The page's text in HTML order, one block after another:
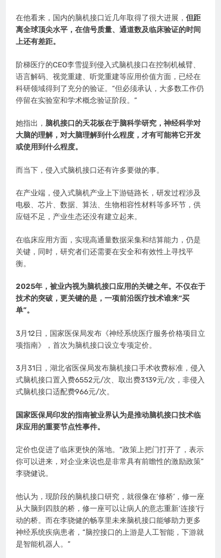
在他看来，国内的脑机接口近几年取得了很大进展， 但距
离全球顶尖水平，在信号质量、通道数及临床验证的时间
上还有差距。
阶梯医疗的CEO李雪提到侵入式脑机接口在控制机械臂、
语言解码、视觉重建、听觉重建等应用价值方面，已经在
科研领域得到了充分的验证。“但必须承认，大多数工作仍
停留在实验室和学术概念验证阶段。”
她指出， 脑机接口的天花板在于脑科学研究，神经科学对
大脑的理解，对大脑理解到什么程度，才有可能将它开发
或使用到什么程度。
而当下，侵入式脑机接口还有许多要做的事。
在产业端，侵入式脑机产业上下游链路长，研发过程涉及
电极、芯片、数据、算法、生物相容性材料等多环节，供
应链不足，产业生态还没有建立起来。
在临床应用方面，实现高通量数据采集和结算能力，仍是
关键，同时，研究者们还需要在安全和有效性上寻找平
衡。
2025年，被业内视为脑机接口应用的关键之年。不仅在于
技术的突破，更关键的是，一项前沿医疗技术谁来“买
单”。
3月12日，国家医保局发布《神经系统医疗服务价格项目立
项指南》，首次为脑机接口设立专项定价。
3月31日，湖北省医保局发布脑机接口手术收费标准，侵入
式脑机接口置入费6552元/次、取出费3139元/次，非侵入
式脑机接口适配费966元/次。
国家医保局印发的指南被业界认为是推动脑机接口技术临
床应用的重要节点性事件。
定价也促进了临床更快的落地。“政策上把门打开了，表示
你可以进来，对企业来说也是非常具有前瞻性的激励政策”
李骁健说。
他认为，现阶段的脑机接口研究，就很像在‘修桥’，修一座
从大脑到四肢的桥，修一座可以让病人的意志重新‘连接’行
动的桥。而在李骁健的畅享里未来脑机接口能够助力更多
神经系统疾病患者，“脑控接口的上游是人工智能，下游就
是智能机器人。”